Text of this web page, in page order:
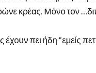
κρέας. Μόνο τον
πει ήδη “εμείς